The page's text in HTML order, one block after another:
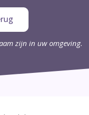
zijn in uw omgeving.